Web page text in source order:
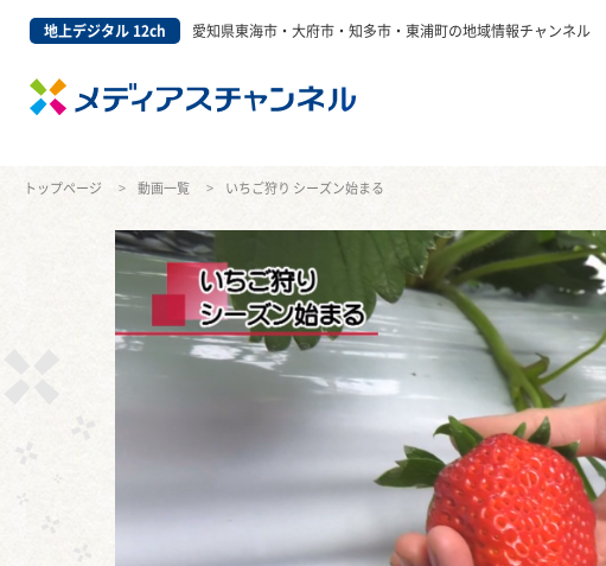
地上デジタル 12ch 愛知県東海市・大府市・知多市・東浦町の地域情報チャンネル
トップページ 動画一覧 いちご狩り シーズン始まる